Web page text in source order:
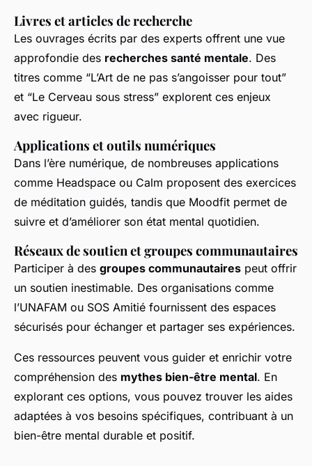
Livres et articles de recherche
Les ouvrages écrits par des experts offrent une vue
approfondie des recherches santé mentale. Des
titres comme “L’Art de ne pas s’angoisser pour tout”
et “Le Cerveau sous stress” explorent ces enjeux
avec rigueur.
Applications et outils numériques
Dans l’ère numérique, de nombreuses applications
comme Headspace ou Calm proposent des exercices
de méditation guidés, tandis que Moodfit permet de
suivre et d’améliorer son état mental quotidien.
Réseaux de soutien et groupes communautaires
Participer à des groupes communautaires peut offrir
un soutien inestimable. Des organisations comme
l’UNAFAM ou SOS Amitié fournissent des espaces
sécurisés pour échanger et partager ses expériences.
Ces ressources peuvent vous guider et enrichir votre
compréhension des mythes bien-être mental. En
explorant ces options, vous pouvez trouver les aides
adaptées à vos besoins spécifiques, contribuant à un
bien-être mental durable et positif.